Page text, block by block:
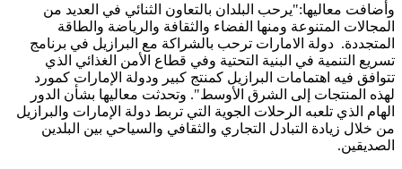
وأضافت معاليها:"يرحب البلدان بالتعاون الثنائي في العديد من
المجالات المتنوعة ومنها الفضاء والثقافة والرياضة والطاقة
المتجددة. دولة الامارات ترحب بالشراكة مع البرازيل في برنامج
تسريع التنمية في البنية التحتية وفي قطاع الأمن الغذائي الذي
تتوافق فيه اهتمامات البرازيل كمنتج كبير ودولة الإمارات كمورد
لهذه المنتجات إلى الشرق الأوسط". وتحدثت معاليها بشأن الدور
الهام الذي تلعبه الرحلات الجوية التي تربط دولة الإمارات والبرازيل
من خلال زيادة التبادل التجاري والثقافي والسياحي بين البلدين
الصديقين.